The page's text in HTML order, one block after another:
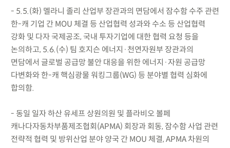
- 5.5.(화) 멜라니 졸리 산업부 장관과의 면담에서 잠수함 수주 관련
한-캐 기업 간 MOU 체결 등 산업협력 성과와 수소 등 산업협력
강화 및 다자 국제공조, 국내 투자기업에 대한 협력 요청 등을
논의하고, 5.6.(수) 팀 호지슨 에너지·천연자원부 장관과의
면담에서 글로벌 공급망 불안 대응을 위한 에너지·자원 공급망
다변화와 한-캐 핵심광물 워킹그룹(WG) 등 분야별 협력 심화에
합의함.
- 동일 일자 하산 유세프 상원의원 및 플라비오 볼페
캐나다자동차부품제조협회(APMA) 회장과 회동, 잠수함 사업 관련
전략적 협력 및 방위산업 분야 양국 간 MOU 체결, APMA 차원의